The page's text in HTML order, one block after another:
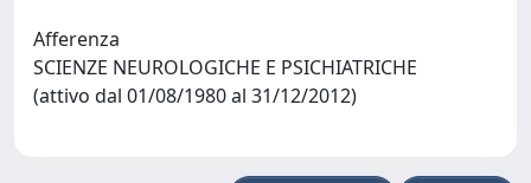
Afferenza
SCIENZE NEUROLOGICHE E PSICHIATRICHE
(attivo dal 01/08/1980 al 31/12/2012)